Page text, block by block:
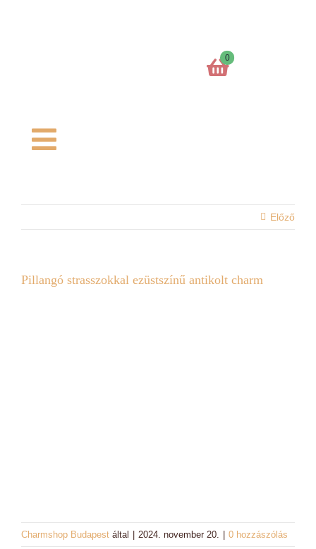
0
Toggle
Kosaram
Charm formák
Előző
Pillangó strasszokkal ezüstszínű antikolt charm
Charmshop Budapest által 2024. november 20. 0 hozzászólás